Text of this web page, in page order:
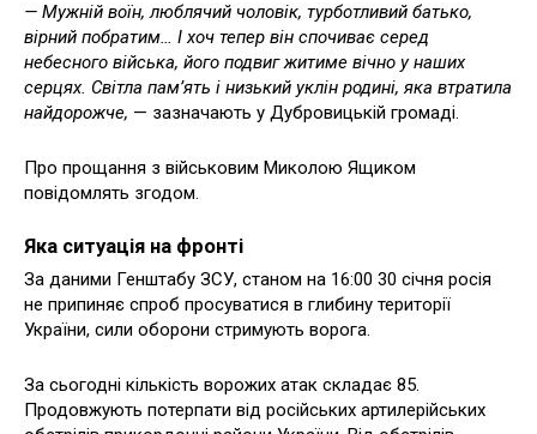
— Мужній воїн, люблячий чоловік, турботливий батько,
вірний побратим… І хоч тепер він спочиває серед
небесного війська, його подвиг житиме вічно у наших
серцях. Світла пам’ять і низький уклін родині, яка втратила
найдорожче, — зазначають у Дубровицькій громаді.
Про прощання з військовим Миколою Ящиком
повідомлять згодом.
Яка ситуація на фронті
За даними Генштабу ЗСУ, станом на 16:00 30 січня росія
не припиняє спроб просуватися в глибину території
України, сили оборони стримують ворога.
За сьогодні кількість ворожих атак складає 85.
Продовжують потерпати від російських артилерійських